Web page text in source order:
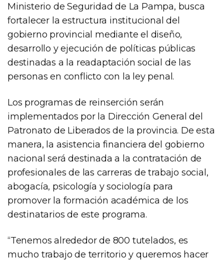
Ministerio de Seguridad de La Pampa, busca
fortalecer la estructura institucional del
gobierno provincial mediante el diseño,
desarrollo y ejecución de políticas públicas
destinadas a la readaptación social de las
personas en conflicto con la ley penal.
Los programas de reinserción serán
implementados por la Dirección General del
Patronato de Liberados de la provincia. De esta
manera, la asistencia financiera del gobierno
nacional será destinada a la contratación de
profesionales de las carreras de trabajo social,
abogacía, psicología y sociología para
promover la formación académica de los
destinatarios de este programa.
“Tenemos alrededor de 800 tutelados, es
mucho trabajo de territorio y queremos hacer